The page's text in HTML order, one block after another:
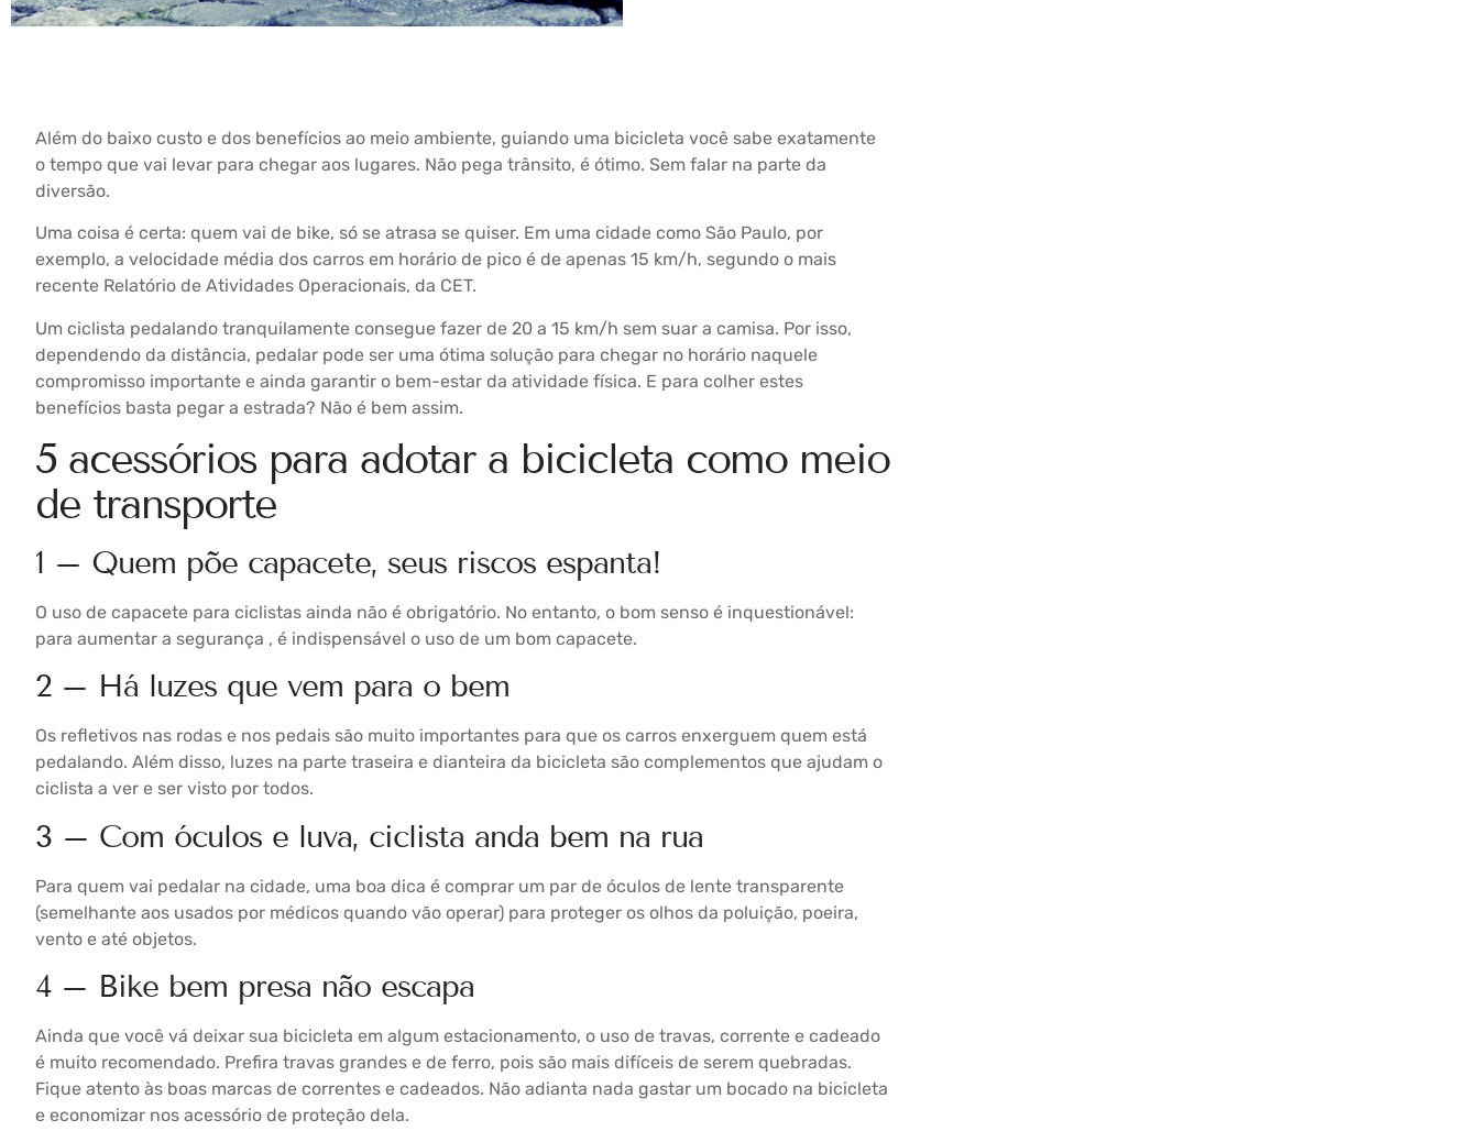
Além do baixo custo e dos benefícios ao meio ambiente, guiando uma bicicleta você sabe exatamente
o tempo que vai levar para chegar aos lugares. Não pega trânsito, é ótimo. Sem falar na parte da
diversão.
Uma coisa é certa: quem vai de bike, só se atrasa se quiser. Em uma cidade como São Paulo, por
exemplo, a velocidade média dos carros em horário de pico é de apenas 15 km/h, segundo o mais
recente Relatório de Atividades Operacionais, da CET.
Um ciclista pedalando tranquilamente consegue fazer de 20 a 15 km/h sem suar a camisa. Por isso,
dependendo da distância, pedalar pode ser uma ótima solução para chegar no horário naquele
compromisso importante e ainda garantir o bem-estar da atividade física. E para colher estes
benefícios basta pegar a estrada? Não é bem assim.
5 acessórios para adotar a bicicleta como meio
de transporte
1 – Quem põe capacete, seus riscos espanta!
O uso de capacete para ciclistas ainda não é obrigatório. No entanto, o bom senso é inquestionável:
para aumentar a segurança , é indispensável o uso de um bom capacete.
2 – Há luzes que vem para o bem
Os refletivos nas rodas e nos pedais são muito importantes para que os carros enxerguem quem está
pedalando. Além disso, luzes na parte traseira e dianteira da bicicleta são complementos que ajudam o
ciclista a ver e ser visto por todos.
3 – Com óculos e luva, ciclista anda bem na rua
Para quem vai pedalar na cidade, uma boa dica é comprar um par de óculos de lente transparente
(semelhante aos usados por médicos quando vão operar) para proteger os olhos da poluição, poeira,
vento e até objetos.
4 – Bike bem presa não escapa
Ainda que você vá deixar sua bicicleta em algum estacionamento, o uso de travas, corrente e cadeado
é muito recomendado. Prefira travas grandes e de ferro, pois são mais difíceis de serem quebradas.
Fique atento às boas marcas de correntes e cadeados. Não adianta nada gastar um bocado na bicicleta
e economizar nos acessório de proteção dela.